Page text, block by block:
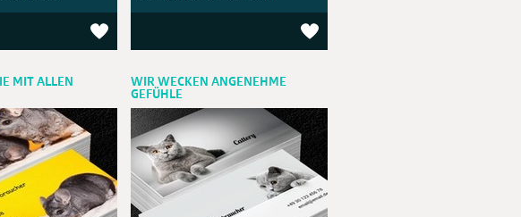
MIT ALLEN
WIR WECKEN ANGENEHME
GEFÜHLE